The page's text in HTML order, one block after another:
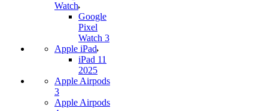
Watch
Google
Pixel
Watch 3
Apple iPad
iPad 11
2025
Apple Airpods
3
Apple Airpods